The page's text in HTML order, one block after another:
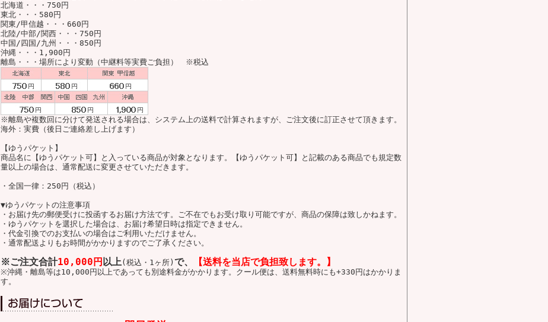
北海道・・・750円
東北・・・580円
関東/甲信越・・・660円
北陸/中部/関西・・・750円
中国/四国/九州・・・850円
沖縄・・・1,900円
離島・・・場所により変動（中継料等実費ご負担） ※税込
※離島や複数回に分けて発送される場合は、システム上の送料で計算されますが、ご注文後に訂正させて頂きます。
海外：実費（後日ご連絡差し上げます）
【ゆうパケット】
商品名に【ゆうパケット可】と入っている商品が対象となります。【ゆうパケット可】と記載のある商品でも規定数
量以上の場合は、通常配送に変更させていただきます。
・全国一律：250円（税込）
▼ゆうパケットの注意事項
・お届け先の郵便受けに投函するお届け方法です。ご不在でもお受け取り可能ですが、商品の保障は致しかねます。
・ゆうパケットを選択した場合は、お届け希望日時は指定できません。
・代金引換でのお支払いの場合はご利用いただけません。
・通常配送よりもお時間がかかりますのでご了承ください。
※ご注文合計10,000円 以上(税込・1ヶ所) で、 【送料を当店で負担致します。】
※沖縄・離島等は10,000円以上であっても別途料金がかかります。クール便は、送料無料時にも+330円はかかりま
す。